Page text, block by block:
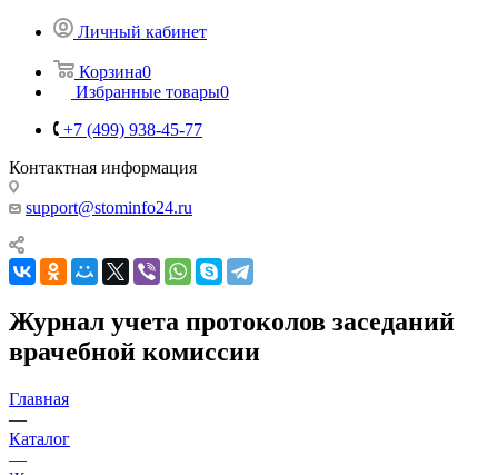
Личный кабинет
Корзина0
Избранные товары0
+7 (499) 938-45-77
Контактная информация
support@stominfo24.ru
Журнал учета протоколов заседаний
врачебной комиссии
Главная
—
Каталог
—